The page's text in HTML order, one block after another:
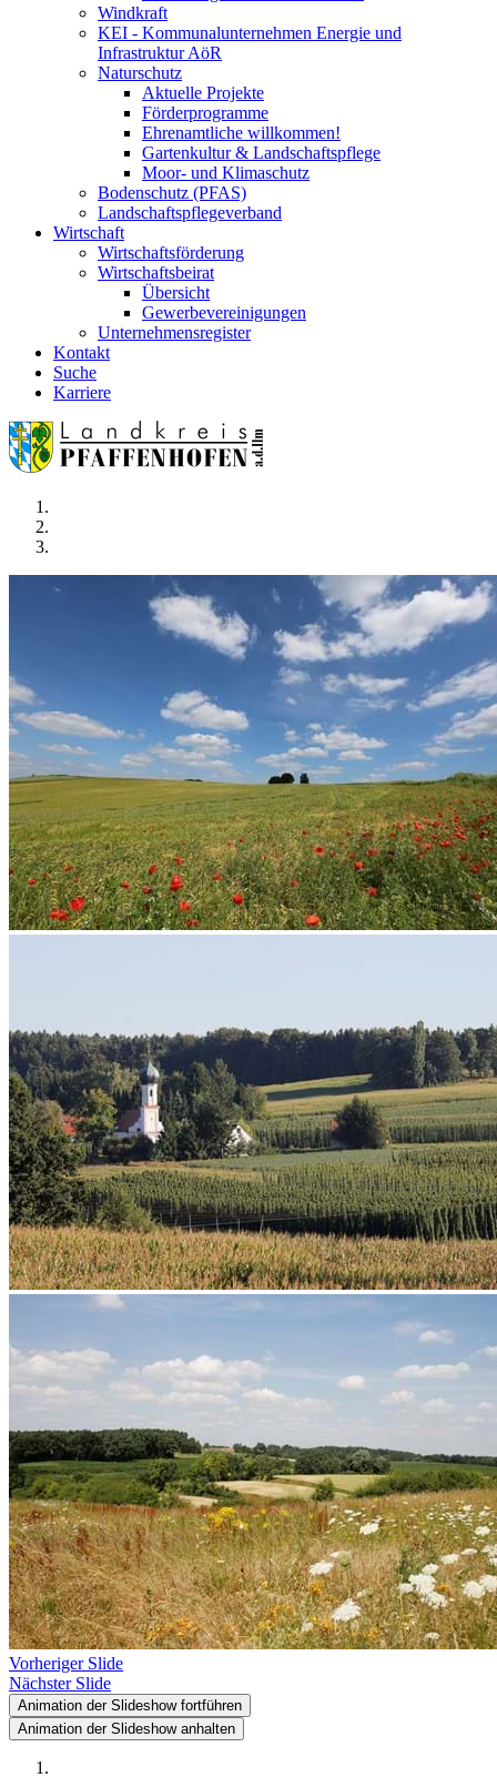
Windkraft
KEI - Kommunalunternehmen Energie und
Infrastruktur AöR
Naturschutz
Aktuelle Projekte
Förderprogramme
Ehrenamtliche willkommen!
Gartenkultur & Landschaftspflege
Moor- und Klimaschutz
Bodenschutz (PFAS)
Landschaftspflegeverband
Wirtschaft
Wirtschaftsförderung
Wirtschaftsbeirat
Übersicht
Gewerbevereinigungen
Unternehmensregister
Kontakt
Suche
Karriere
Vorheriger Slide
Nächster Slide
Animation der Slideshow fortführen
Animation der Slideshow anhalten